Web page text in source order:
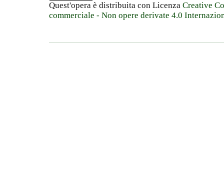
Quest'opera è distribuita con Licenza Creative
commerciale - Non opere derivate 4.0